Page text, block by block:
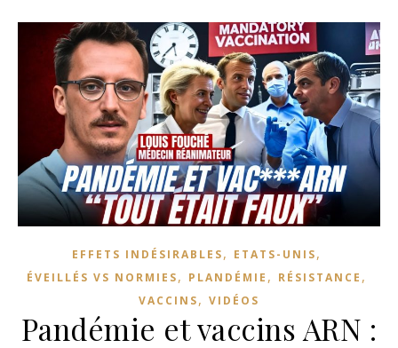
EFFETS INDÉSIRABLES, ETATS-UNIS,
ÉVEILLÉS VS NORMIES, PLANDÉMIE , RÉSISTANCE ,
VACCINS, VIDÉOS
Pandémie et vaccins ARN :